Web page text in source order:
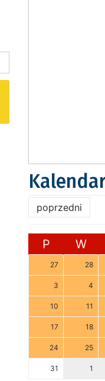
poprzedni
P W
27 28
3 4
10 11
17 18
24 25
31 1